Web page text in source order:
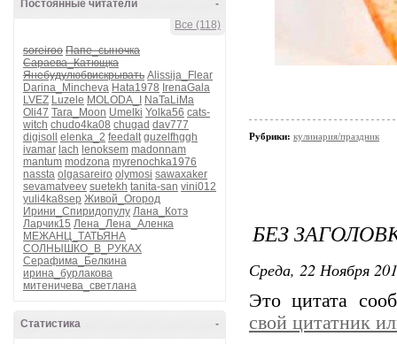
-
Постоянные читатели
Все (118)
soreiroo Папе_сыночка
Сараева_Катющка
Янебудулюбвискрывать Alissija_Flear
Darina_Mincheva Hata1978 IrenaGala
LVEZ Luzele MOLODA_I
NaTaLiMa
Oli47 Tara_Moon Umelki Yolka56 cats-
witch chudo4ka08 chugad dav777
digisoll
elenka_2 feedalt guzelfhggh
ivamar lach lenoksem madonnam
mantum modzona myrenochka1976
nassta olgasareiro olymosi sawaxaker
sevamatveev suetekh tanita-san vini012
yuli4ka8sep Живой_Огород
Ирини_Спиридопулу Лана_Котэ
Ларчик15 Лена_Лена_Аленка
МЕЖАНЦ_ТАТЬЯНА
СОЛНЫШКО_В_РУКАХ
Серафима_Белкина
ирина_бурлакова
митеничева_светлана
-
Статистика
Рубрики: кулинария/праздник
БЕЗ
Среда, 22 Ноября
Это цитата
свой цитатник